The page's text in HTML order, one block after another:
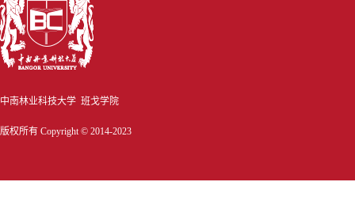
中南林业科技大学 班戈学院
版权所有 Copyright © 2014-2023